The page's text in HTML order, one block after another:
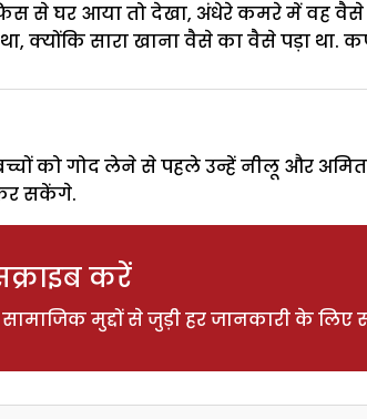
से घर आया तो देखा, अंधेरे कमरे में वह वैसे
क्योंकि सारा खाना वैसे का वैसे पड़ा
को गोद लेने से पहले उन्हें नीलू और
सकेंगे.
करें
मुद्दों से जुड़ी हर जानकारी के लिए